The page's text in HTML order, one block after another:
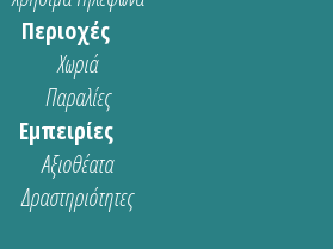
Περιοχές
Χωριά
Παραλίες
Εμπειρίες
Αξιοθέατα
Δραστηριότητες